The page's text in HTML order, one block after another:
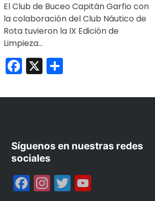
El Club de Buceo Capitán Garfio con
la colaboración del Club Náutico de
Rota tuvieron la IX Edición de
Limpieza…
Facebook
X
Síguenos en nuestras redes
sociales
Facebook
Instagram
Twitter